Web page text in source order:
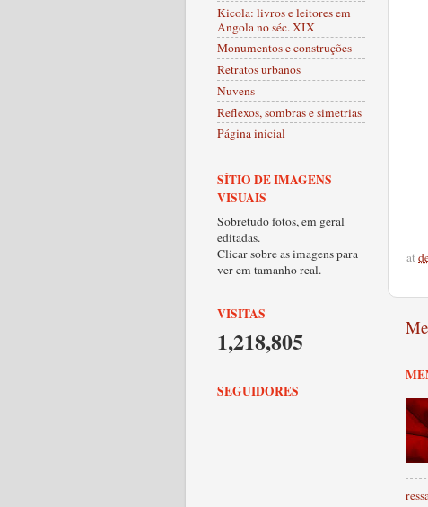
at
Kicola: livros e leitores em
Angola no séc. XIX
Monumentos e construções
Retratos urbanos
Nuvens
Reflexos, sombras e simetrias
Página inicial
SÍTIO DE IMAGENS
VISUAIS
Sobretudo fotos, em geral
editadas.
Clicar sobre as imagens para
ver em tamanho real.
VISITAS
1,218,805
SEGUIDORES